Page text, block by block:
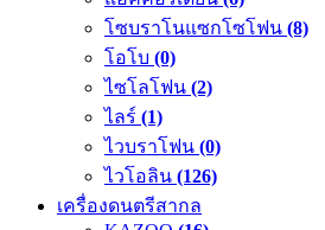
โซบราโนแซกโซโฟน (8)
โอโบ (0)
ไซโลโฟน (2)
ไลร์ (1)
ไวบราโฟน (0)
ไวโอลิน (126)
เครื่องดนตรีสากล